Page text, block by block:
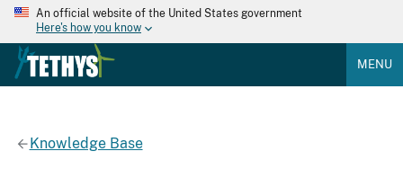
An official website of the United States government
Here's how you know
MENU
Knowledge Base